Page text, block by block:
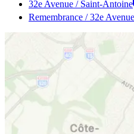
32e Avenue / Saint-Antoine
Remembrance / 32e Avenue